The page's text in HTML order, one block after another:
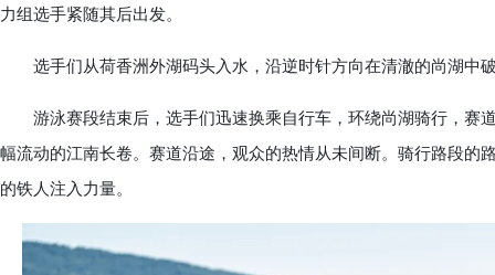
力组选手紧随其后出发。
选手们从荷香洲外湖码头入水，沿逆时针方向在清澈的尚湖中
游泳赛段结束后，选手们迅速换乘自行车，环绕尚湖骑行，赛
幅流动的江南长卷。赛道沿途，观众的热情从未间断。骑行路段的
的铁人注入力量。